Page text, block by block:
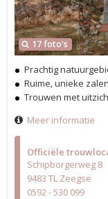
Officiële
Schipborgerweg 8
9483 TL Zeegse
0592 - 530 099
17 foto's
Prachtig
Ruime, unieke zalen
Trouwen met
Meer informatie